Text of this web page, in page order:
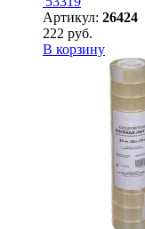
Артикул: 26424
222 руб.
В корзину